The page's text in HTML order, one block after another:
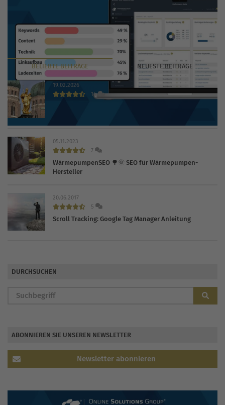
BELIEBTEBEITRÄGE NEUESTEBEITRÄGE
19.02.2026
14
05.11.2023
7
WärmepumpenSEO 🌳🌞 SEO für Wärmepumpen-
Hersteller
20.06.2017
5
Scroll Tracking: Google Tag Manager Anleitung
DURCHSUCHEN
ABONNIEREN SIE UNSEREN NEWSLETTER
Newsletter abonnieren